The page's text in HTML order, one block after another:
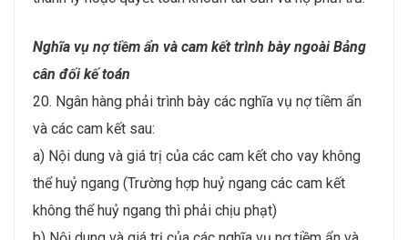
Nghĩa vụ nợ tiềm ẩn và cam kết trình bày ngoài Bảng
cân đối kế toán
20. Ngân hàng phải trình bày các nghĩa vụ nợ tiềm ẩn
và các cam kết sau:
a) Nội dung và giá trị của các cam kết cho vay không
thể huỷ ngang (Trường hợp huỷ ngang các cam kết
không thể huỷ ngang thì phải chịu phạt)